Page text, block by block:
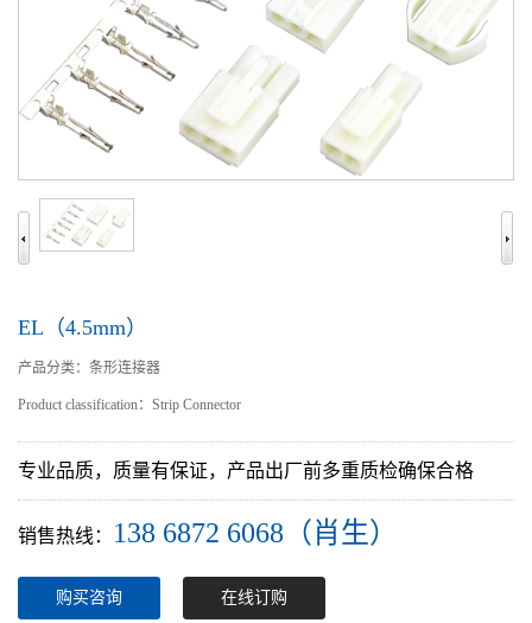
EL（4.5mm）
产品分类：条形连接器
Product classification：Strip Connector
专业品质，质量有保证，产品出厂前多重质检确保合格
销售热线： 138 6872 6068（肖生）
购买咨询 在线订购